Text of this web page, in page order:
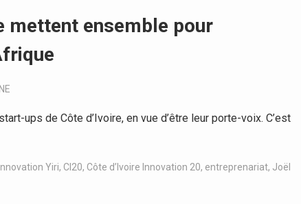
mettent ensemble pour
ups de Côte d’Ivoire, en vue d’être leur porte-voix. C’est
Yiri, CI20, Côte d’Ivoire Innovation 20, entreprenariat, Joël